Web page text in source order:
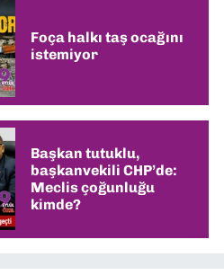
Foça halkı taş ocağını
istemiyor
Başkan tutuklu,
başkanvekili CHP’de:
Meclis çoğunluğu
kimde?